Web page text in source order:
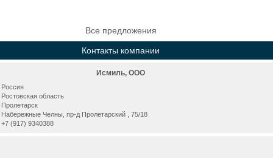
Все предложения
Контакты компании
Исмиль, ООО
Россия
Ростовская область
Пролетарск
Набережные Челны, пр-д Пролетарский , 75/18
+7 (917) 9340388